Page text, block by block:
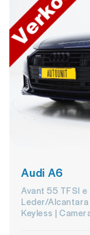
Audi A6
Avant 55 TFSI
Leder/
Keyless |